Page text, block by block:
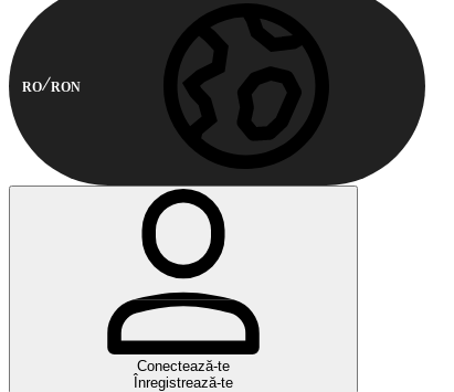
RO RON
Conectează-te
Înregistrează-te